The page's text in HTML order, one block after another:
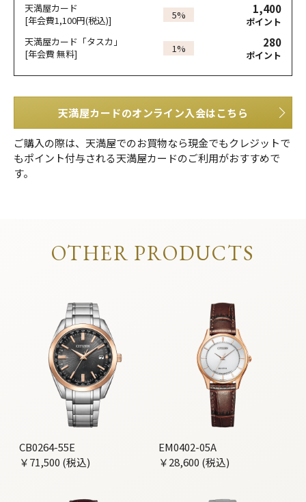
天満屋カード
[年会費1,100円(税込)]
5% 1,400
ポイント
天満屋カード「タスカ」
[年会費 無料]
1% 280
ポイント
天満屋カードのオンライン入会はこちら
ご購入の際は、天満屋でのお買物なら現金でもクレジットで
もポイント付与される天満屋カードのご利用がおすすめで
す。
OTHER PRODUCTS
CB0264-55E
￥71,500 (税込)
EM0402-05A
￥28,600 (税込)